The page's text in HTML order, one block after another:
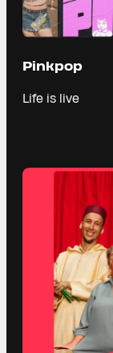
Pinkpop
Life is live